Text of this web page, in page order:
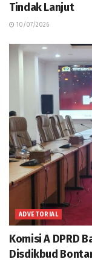
Tindak Lanjut
10/07/2026
ADVETORIAL
Komisi A DPRD
Disdikbud